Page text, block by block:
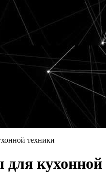
техники
кухонной